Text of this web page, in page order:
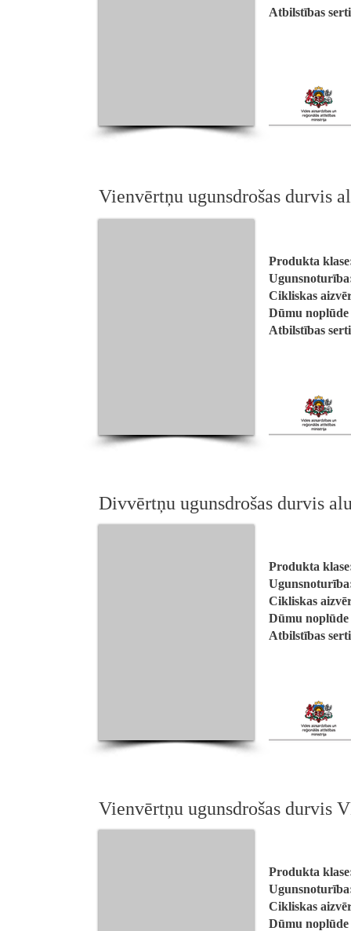
Atbilstības
Vienvērtņu ugunsdrošas durvis
Produkta
Cikliskas
Dūmu
Atbilstības
Divvērtņu ugunsdrošas durvis
Produkta
Cikliskas
Dūmu noplūde
Atbilstības
Vienvērtņu ugunsdrošas durvis
Produkta
Cikliskas
Dūmu noplūde